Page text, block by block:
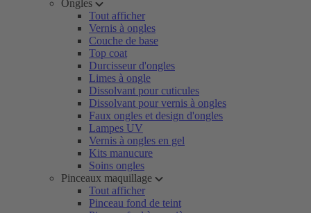
Ongles
Tout afficher
Vernis à ongles
Couche de base
Top coat
Durcisseur d'ongles
Limes à ongle
Dissolvant pour cuticules
Dissolvant pour vernis à ongles
Faux ongles et design d'ongles
Lampes UV
Vernis à ongles en gel
Kits manucure
Soins ongles
Pinceaux maquillage
Tout afficher
Pinceau fond de teint